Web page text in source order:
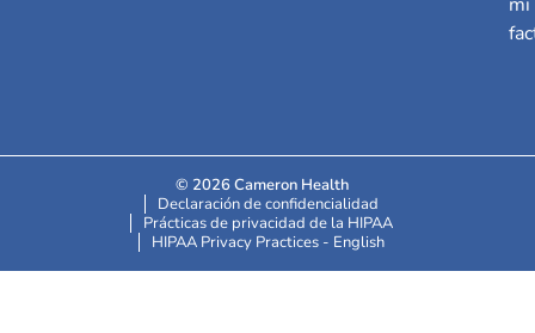
© 2026 Cameron Health
Declaración de confidencialidad
Prácticas de privacidad de la HIPAA
HIPAA Privacy Practices - English